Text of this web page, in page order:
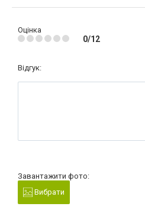
Оцінка
0/12
Відгук:
Завантажити фото:
Вибрати